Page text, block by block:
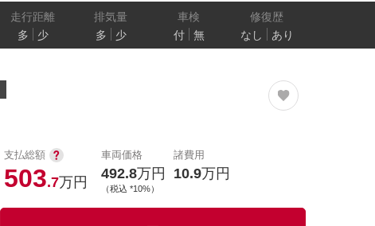
走行距離
多
少
排気量
多
少
車検
付
無
修復歴
なし
あり
支払総額
503.7万円
車両価格
492.8万円
（税込 *10%）
諸費用
10.9万円